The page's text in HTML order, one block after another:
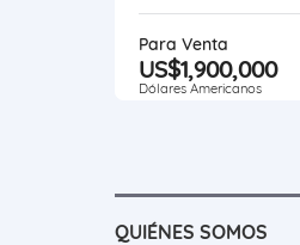
Para Venta
US$1,900,000
Dólares Americanos
QUIÉNES SOMOS